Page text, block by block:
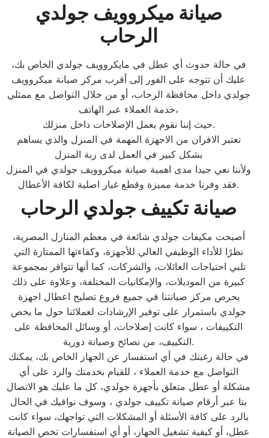
صيانة ميكروويف جولدي
الرحاب
في حالة حدوث أي عطل في مايكروويف جولدي الخاص بك،
عليك أن تتوجه على الفور إلى أقرب مركز صيانة ميكروويف
جولدي داخل محافظة الرحاب، أو من خلال التواصل مع ممثلي
خدمة العملاء عبر الهاتف،
حيث إننا نقوم بعمل الإصلاحات داخل منزلك.
تعتبر الافران من الاجهزة المهمة في المنزل والذي يساهم
بشكل كبير في العمل لدى ربة المنزل
ولأننا نعي جيدا مدى اهمية صيانة ميكروويف جولدي في المنزل
فقد وفرنا خدمة مميزة وقطع غيار اصلية لكافة الأعطال.
صيانة تكييف جولدي الرحاب
أصبحت مكيفات جولدي شائعة في معظم المنازل المصرية،
نظرًا للأداء الوظيفي العالي للأجهزة، وكفاءتها الممتازة التي
تلبي احتياجات العائلات، والشركات، كما أنها تتوافر بمجموعة
كبيرة من الموديلات، والإمكانيات المختلفة، وعلاوة على ذلك
يحرص مركز صيانتنا في جميع فروع تصليح اعطال اجهزة
جولدي باستمرار على توفير الإرشادات لعملائنا حول ما يخص
التكييفات ، سواء كانت إصلاحات، أو وسائل المحافظة على
التكييف، من نصائح وصيانة دورية.
في حالة رغبتك في أي استفسار عن الجهاز الخاص بك، يمكنك
التواصل مع خدمة العملاء ، للقيام بخدمتك والرد على أي
مشكلة أو عطل متعلق بأجهزة جولدي، كل ما عليك هو الاتصال
بنا عبر أرقام صيانة تكييف جولدي ، وسوف نوافيك في الحال
بالرد على كافة الأسئلة أو المشكلات التي تواجهك، سواء كانت
عطل، أو كيفية تشغيل الجهاز، أو أي استفسارات تخص الصيانة